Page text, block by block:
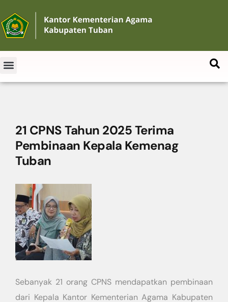
21 CPNS Tahun 2025 Terima
Pembinaan Kepala Kemenag
Tuban
Sebanyak 21 orang CPNS mendapatkan pembinaan
dari Kepala Kantor Kementerian Agama Kabupaten